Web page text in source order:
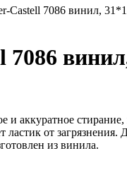
Castell 7086 винил,
7086
и аккуратное
от загрязнения.
из винила.